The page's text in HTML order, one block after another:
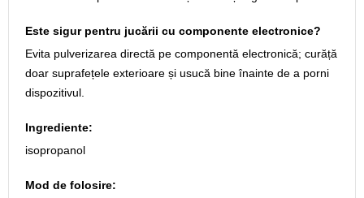
Este sigur pentru jucării cu componente electronice?
Evita pulverizarea directă pe componentă electronică; curăță
doar suprafețele exterioare și usucă bine înainte de a porni
dispozitivul.
Ingrediente:
isopropanol
Mod de folosire: